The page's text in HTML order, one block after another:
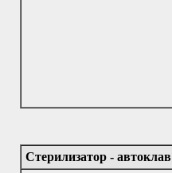
Стерилизатор - автоклав